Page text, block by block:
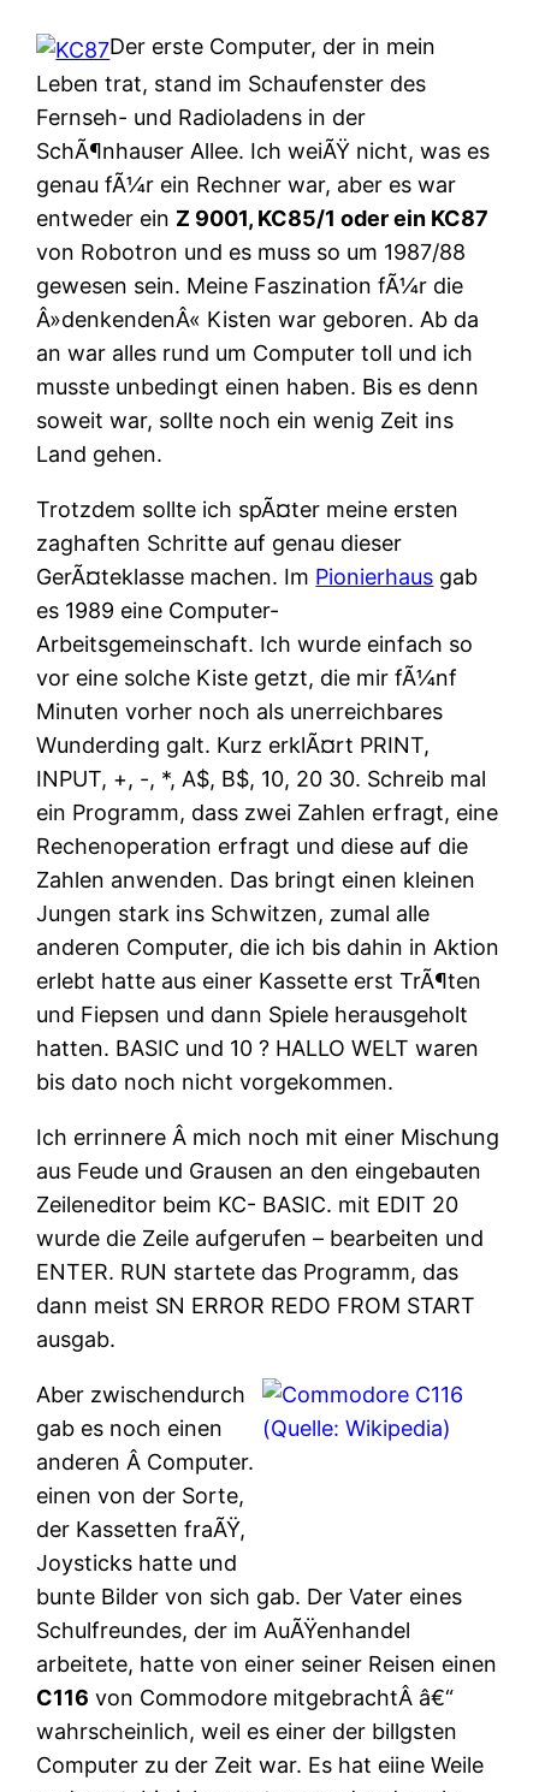
Der erste Computer, der in mein
Leben trat, stand im Schaufenster des
Fernseh- und Radioladens in der
SchÃ¶nhauser Allee. Ich weiÃŸ nicht, was es
genau fÃ¼r ein Rechner war, aber es war
entweder ein Z 9001, KC85/1 oder ein KC87
von Robotron und es muss so um 1987/88
gewesen sein. Meine Faszination fÃ¼r die
Â»denkendenÂ« Kisten war geboren. Ab da
an war alles rund um Computer toll und ich
musste unbedingt einen haben. Bis es denn
soweit war, sollte noch ein wenig Zeit ins
Land gehen.
Trotzdem sollte ich spÃ¤ter meine ersten
zaghaften Schritte auf genau dieser
GerÃ¤teklasse machen. Im Pionierhaus gab
es 1989 eine Computer-
Arbeitsgemeinschaft. Ich wurde einfach so
vor eine solche Kiste getzt, die mir fÃ¼nf
Minuten vorher noch als unerreichbares
Wunderding galt. Kurz erklÃ¤rt PRINT,
INPUT, +, -, *, A$, B$, 10, 20 30. Schreib mal
ein Programm, dass zwei Zahlen erfragt, eine
Rechenoperation erfragt und diese auf die
Zahlen anwenden. Das bringt einen kleinen
Jungen stark ins Schwitzen, zumal alle
anderen Computer, die ich bis dahin in Aktion
erlebt hatte aus einer Kassette erst TrÃ¶ten
und Fiepsen und dann Spiele herausgeholt
hatten. BASIC und 10 ? HALLO WELT waren
bis dato noch nicht vorgekommen.
Ich errinnere Â mich noch mit einer Mischung
aus Feude und Grausen an den eingebauten
Zeileneditor beim KC- BASIC. mit EDIT 20
wurde die Zeile aufgerufen – bearbeiten und
ENTER. RUN startete das Programm, das
dann meist SN ERROR REDO FROM START
ausgab.
Aber zwischendurch
gab es noch einen
anderen Â Computer.
einen von der Sorte,
der Kassetten fraÃŸ,
Joysticks hatte und
bunte Bilder von sich gab. Der Vater eines
Schulfreundes, der im AuÃŸenhandel
arbeitete, hatte von einer seiner Reisen einen
C116 von Commodore mitgebrachtÂ â€“
wahrscheinlich, weil es einer der billgsten
Computer zu der Zeit war. Es hat eiine Weile